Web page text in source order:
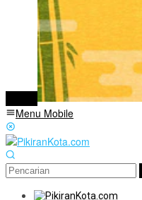
Menu Mobile